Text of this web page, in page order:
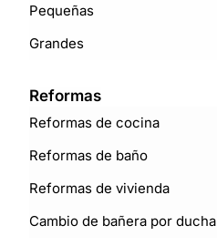
Pequeñas
Grandes
Reformas
Reformas de cocina
Reformas de baño
Reformas de vivienda
Cambio de bañera por ducha